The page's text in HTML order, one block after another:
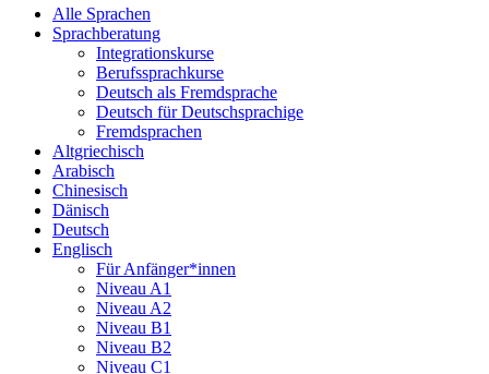
Alle Sprachen
Sprachberatung
Integrationskurse
Berufssprachkurse
Deutsch als Fremdsprache
Deutsch für Deutschsprachige
Fremdsprachen
Altgriechisch
Arabisch
Chinesisch
Dänisch
Deutsch
Englisch
Für Anfänger*innen
Niveau A1
Niveau A2
Niveau B1
Niveau B2
Niveau C1